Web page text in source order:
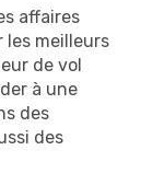
affaires
les meilleurs
de vol
à une
des
des